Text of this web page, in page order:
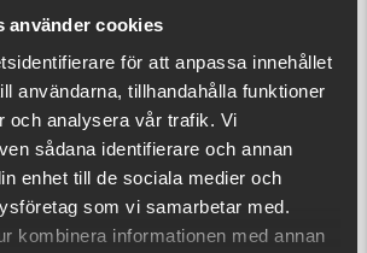
använder cookies
för att anpassa innehållet
användarna, tillhandahålla funktioner
och analysera vår trafik. Vi
sådana identifierare och annan
enhet till de sociala medier och
som vi samarbetar med.
kombinera informationen med annan
What is this?
VIEWED PRODUCTS
FEW LEFT